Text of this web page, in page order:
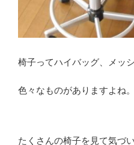
椅子ってハイバッグ、メッ
色々なものがありますよね。
たくさんの椅子を見て気づ